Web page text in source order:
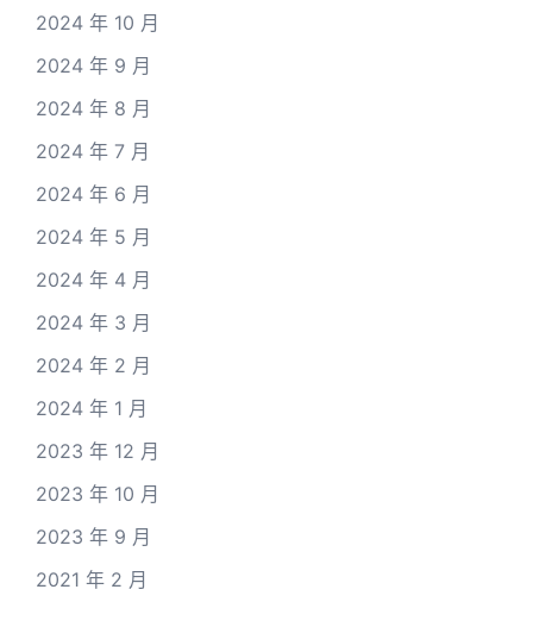
2024 年 10 月
2024 年 9 月
2024 年 8 月
2024 年 7 月
2024 年 6 月
2024 年 5 月
2024 年 4 月
2024 年 3 月
2024 年 2 月
2024 年 1 月
2023 年 12 月
2023 年 10 月
2023 年 9 月
2021 年 2 月